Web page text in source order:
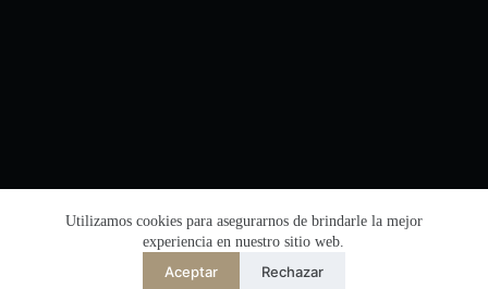
Utilizamos cookies para asegurarnos de brindarle la mejor
experiencia en nuestro sitio web.
Aceptar Rechazar
Número de registro de seguridad de la red de
la Oficina de Seguridad Pública de Zhejiang:
33038202002864
简体中文